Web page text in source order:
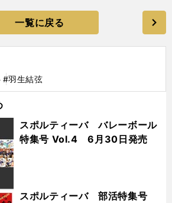
一覧に戻る
#羽生結弦
スポルティーバ バレーボール
特集号 Vol.4 6月30日発売
スポルティーバ 部活特集号